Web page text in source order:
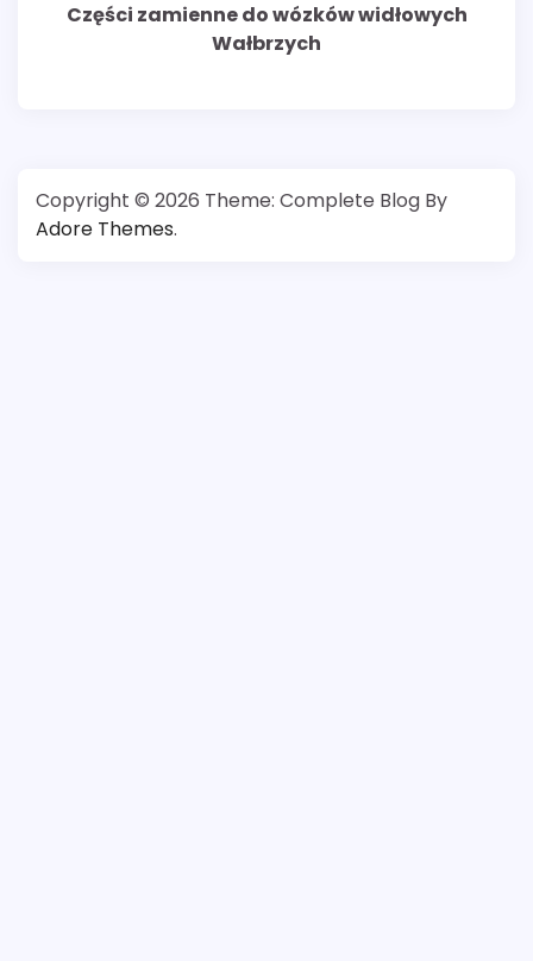
Części zamienne do wózków widłowych
Wałbrzych
Copyright © 2026 Theme: Complete Blog By
Adore Themes.